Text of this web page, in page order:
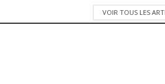
VOIR TOUS LES